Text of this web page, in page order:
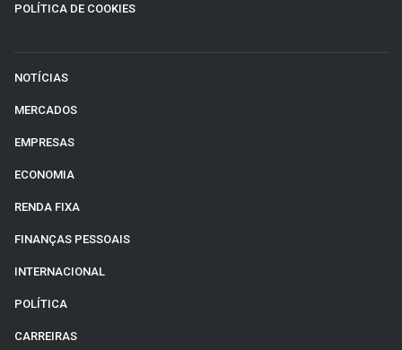
POLÍTICA DE COOKIES
NOTÍCIAS
MERCADOS
EMPRESAS
ECONOMIA
RENDA FIXA
FINANÇAS PESSOAIS
INTERNACIONAL
POLÍTICA
CARREIRAS